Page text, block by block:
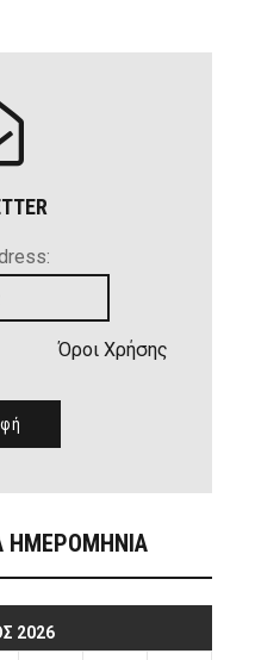
Όροι Χρήσης
ΗΜΕΡΟΜΗΝΙΑ
2026